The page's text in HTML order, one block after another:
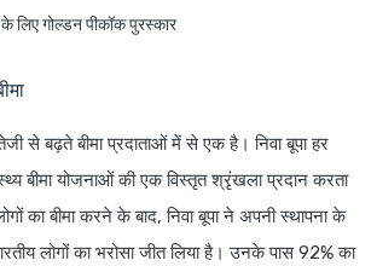
लिए गोल्डन पीकॉक पुरस्कार
से बढ़ते बीमा प्रदाताओं में से एक है। निवा बूपा हर
बीमा योजनाओं की एक विस्तृत श्रृंखला प्रदान करता
का बीमा करने के बाद, निवा बूपा ने अपनी स्थापना के
लोगों का भरोसा जीत लिया है। उनके पास 92% का